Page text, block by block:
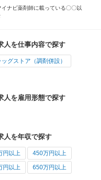
ナビ薬剤師に載っている〇〇以
人を仕事内容で探す
ッグストア（調剤併設）
人を雇用形態で探す
人を年収で探す
円以上 450万円以上
円以上 650万円以上